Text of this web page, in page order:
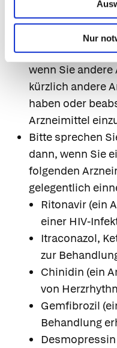
Nur
7.
Einnahme
Informieren Sie
wenn Sie
kürzlich andere
haben oder
Arzneimittel
Bitte sprechen
dann, wenn Sie
folgenden
gelegentlich
Ritonavir (ein
einer HIV-
Itraconazol,
zur
Chinidin (ein
von
Gemfibrozil
Behandlung